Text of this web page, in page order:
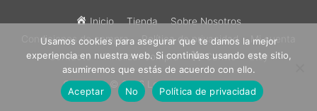
Inicio Tienda
Sobre Nosotros
Condiciones de compra
Política de privacidad
Mi cuenta
Contacto
Finalizar compra Carrito Etsy
Copyright © 2026 Los Sueños de Catalina
Usamos cookies para asegurar que te damos la mejor
experiencia en nuestra web. Si continúas usando este sitio,
asumiremos que estás de acuerdo con ello.
Aceptar
No Política de privacidad